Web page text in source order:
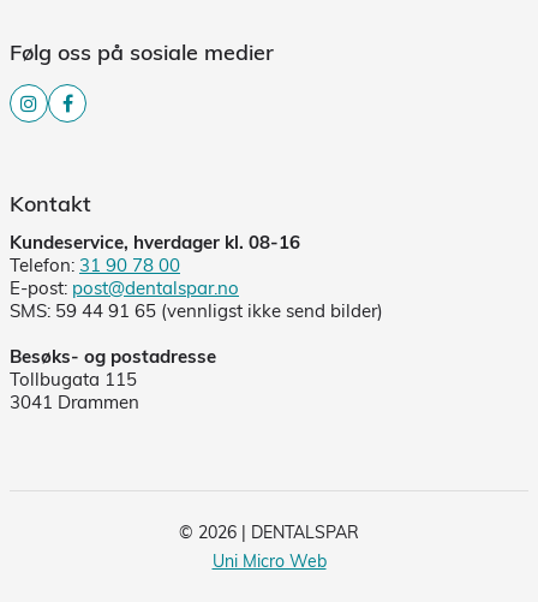
Følg oss på sosiale medier
Kontakt
Kundeservice, hverdager kl. 08-16
Telefon: 31 90 78 00
E-post: post@dentalspar.no
SMS: 59 44 91 65 (vennligst ikke send bilder)
Besøks- og postadresse
Tollbugata 115
3041 Drammen
© 2026 | DENTALSPAR
Uni Micro Web